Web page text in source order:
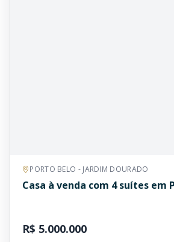
PORTO BELO - JARDIM DOURADO
Casa à venda com 4 suítes em
R$ 5.000.000